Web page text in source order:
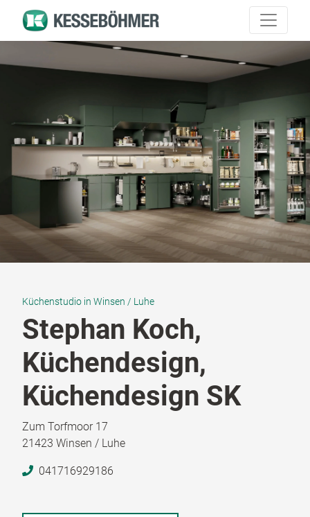
Küchenstudio in Winsen / Luhe
Stephan Koch,
Küchendesign,
Küchendesign SK
Zum Torfmoor 17
21423 Winsen / Luhe
041716929186